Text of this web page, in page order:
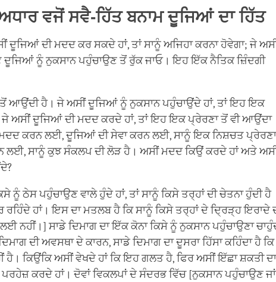
ਵਜੋਂ ਸਵੈ-ਹਿੱਤ ਬਨਾਮ ਦੂਜਿਆਂ ਦਾ ਹਿੱਤ
ਦੂਜਿਆਂ ਦੀ ਮਦਦ ਕਰ ਸਕਦੇ ਹਾਂ, ਤਾਂ ਸਾਨੂੰ ਅਜਿਹਾ ਕਰਨਾ ਹੋਵੇਗਾ; ਜੇ
ਦੂਜਿਆਂ ਨੂੰ ਨੁਕਸਾਨ ਪਹੁੰਚਾਉਣ ਤੋਂ ਰੁੱਕ ਜਾਓ। ਇਹ ਇੱਕ ਨੈਤਿਕ ਜ਼ਿੰਦਗੀ
ਆਉਂਦੀ ਹੈ। ਜੇ ਅਸੀਂ ਦੂਜਿਆਂ ਨੂੰ ਨੁਕਸਾਨ ਪਹੁੰਚਾਉਂਦੇ ਹਾਂ, ਤਾਂ ਇਹ ਇਕ
ਅਸੀਂ ਦੂਜਿਆਂ ਦੀ ਮਦਦ ਕਰਦੇ ਹਾਂ, ਤਾਂ ਇਹ ਇਕ ਪ੍ਰੇਰਣਾ ਤੋਂ ਵੀ ਆਉਂਦਾ
ਕਰਨ ਲਈ, ਦੂਜਿਆਂ ਦੀ ਸੇਵਾ ਕਰਨ ਲਈ, ਸਾਨੂੰ ਇਕ ਨਿਸ਼ਚਤ ਪ੍ਰੇਰਣਾ
ਲਈ, ਸਾਨੂੰ ਕੁਝ ਸੰਕਲਪ ਦੀ ਲੋੜ ਹੈ। ਅਸੀਂ ਮਦਦ ਕਿਉਂ ਕਰਦੇ ਹਾਂ ਅਤੇ
ਨੂੰ ਠੇਸ ਪਹੁੰਚਾਉਣ ਵਾਲੇ ਹੁੰਦੇ ਹਾਂ, ਤਾਂ ਸਾਨੂੰ ਕਿਸੇ ਤਰ੍ਹਾਂ ਦੀ ਚੇਤਨਾ ਹੁੰਦੀ ਹੈ
ਹਾਂ। ਇਸ ਦਾ ਮਤਲਬ ਹੈ ਕਿ ਸਾਨੂੰ ਕਿਸੇ ਤਰ੍ਹਾਂ ਦੇ ਦ੍ਰਿੜ੍ਹ ਇਰਾਦੇ
ਨਹੀਂ।] ਸਾਡੇ ਦਿਮਾਗ ਦਾ ਇੱਕ ਕੋਨਾ ਕਿਸੇ ਨੂੰ ਨੁਕਸਾਨ ਪਹੁੰਚਾਉਣਾ
ਦੀ ਅਵਸਥਾ ਦੇ ਕਾਰਨ, ਸਾਡੇ ਦਿਮਾਗ ਦਾ ਦੂਸਰਾ ਹਿੱਸਾ ਕਹਿੰਦਾ ਹੈ ਕਿ
ਕਿਉਂਕਿ ਅਸੀਂ ਵੇਖਦੇ ਹਾਂ ਕਿ ਇਹ ਗਲਤ ਹੈ, ਫਿਰ ਅਸੀਂ ਇੱਛਾ ਸ਼ਕਤੀ ਦਾ
ਕਰਦੇ ਹਾਂ। ਦੋਵਾਂ ਵਿਕਲਪਾਂ ਦੇ ਸੰਦਰਭ ਵਿੱਚ [ਨੁਕਸਾਨ ਪਹੁੰਚਾਉਣ ਜਾਂ